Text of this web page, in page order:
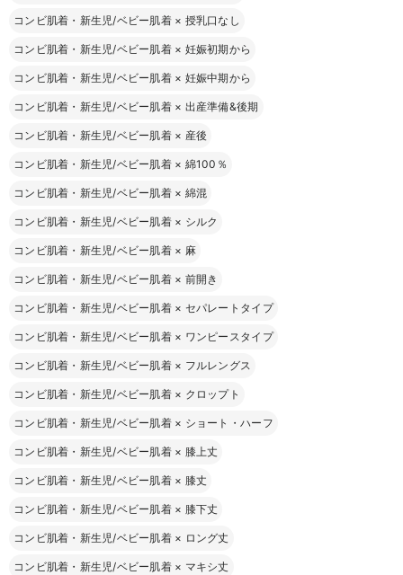
コンビ肌着・新生児/ベビー肌着 × 授乳口なし
コンビ肌着・新生児/ベビー肌着 × 妊娠初期から
コンビ肌着・新生児/ベビー肌着 × 妊娠中期から
コンビ肌着・新生児/ベビー肌着 × 出産準備&後期
コンビ肌着・新生児/ベビー肌着 × 産後
コンビ肌着・新生児/ベビー肌着 × 綿100％
コンビ肌着・新生児/ベビー肌着 × 綿混
コンビ肌着・新生児/ベビー肌着 × シルク
コンビ肌着・新生児/ベビー肌着 × 麻
コンビ肌着・新生児/ベビー肌着 × 前開き
コンビ肌着・新生児/ベビー肌着 × セパレートタイプ
コンビ肌着・新生児/ベビー肌着 × ワンピースタイプ
コンビ肌着・新生児/ベビー肌着 × フルレングス
コンビ肌着・新生児/ベビー肌着 × クロップト
コンビ肌着・新生児/ベビー肌着 × ショート・ハーフ
コンビ肌着・新生児/ベビー肌着 × 膝上丈
コンビ肌着・新生児/ベビー肌着 × 膝丈
コンビ肌着・新生児/ベビー肌着 × 膝下丈
コンビ肌着・新生児/ベビー肌着 × ロング丈
コンビ肌着・新生児/ベビー肌着 × マキシ丈